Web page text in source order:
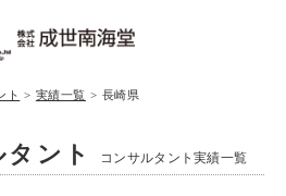
ト > 実績一覧 > 長崎県
ント コンサルタント実績一覧